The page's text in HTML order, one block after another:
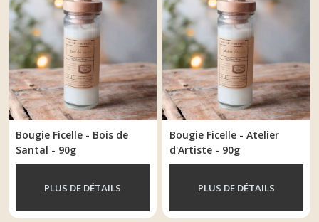
Bougie Ficelle - Bois de
Santal - 90g
PLUS DE DÉTAILS
Bougie Ficelle - Atelier
d'Artiste - 90g
PLUS DE DÉTAILS